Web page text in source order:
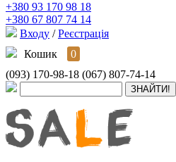
+380 93 170 98 18
+380 67 807 74 14
Входу / Реєстрація
Кошик
0
(093) 170-98-18 (067) 807-74-14